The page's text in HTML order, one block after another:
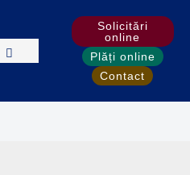
Solicitări
online
Plăți online
Contact